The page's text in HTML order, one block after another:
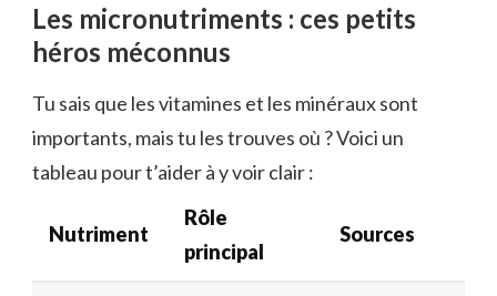
Les micronutriments : ces petits
héros méconnus
Tu sais que les vitamines et les minéraux sont
importants, mais tu les trouves où ? Voici un
tableau pour t’aider à y voir clair :
Nutriment
Rôle
principal
Sources